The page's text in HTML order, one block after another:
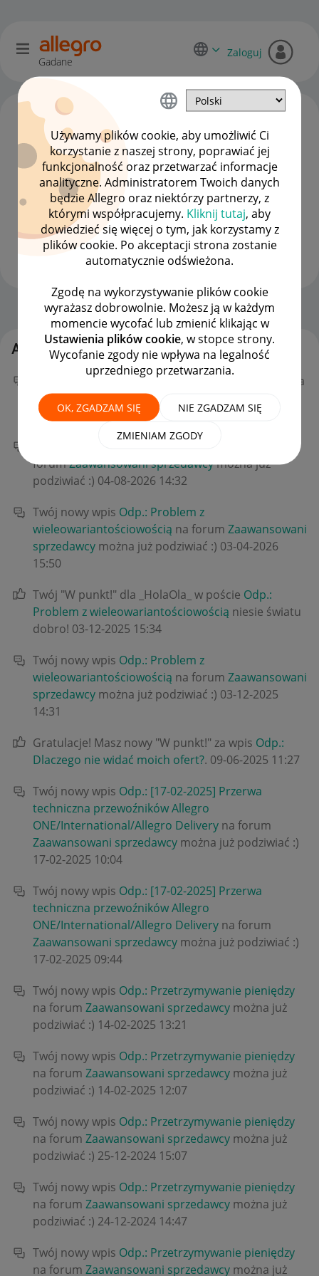
Używamy plików cookie, aby umożliwić Ci
korzystanie z naszej strony, poprawiać jej
funkcjonalność oraz przetwarzać informacje
analityczne. Administratorem Twoich danych
będzie Allegro oraz niektórzy partnerzy, z
którymi współpracujemy. Kliknij tutaj, aby
dowiedzieć się więcej o tym, jak korzystamy z
plików cookie. Po akceptacji strona zostanie
automatycznie odświeżona.
Zgodę na wykorzystywanie plików cookie
wyrażasz dobrowolnie. Możesz ją w każdym
momencie wycofać lub zmienić klikając w
Ustawienia plików cookie, w stopce strony.
Wycofanie zgody nie wpływa na legalność
uprzedniego przetwarzania.
OK, ZGADZAM SIĘ NIE ZGADZAM SIĘ
ZMIENIAM ZGODY
Gadane
Zaloguj
Arturek_x
#10 Popularyzator
Strona Główna OPCJE
Aktywność Arturek_x
Twój nowy wpis Odp.: Błędny parametr napięcia
na
forumZaawansowani sprzedawcy
podziwiać :)‎04-08-202616:34
forumZaawansowani sprzedawcymożna już
podziwiać :) ‎04-08-2026 14:32
Twój nowy wpis Odp.: Problem z
wieleowariantościowością na forum Zaawansowani
sprzedawcy można już podziwiać :) ‎03-04-2026
15:50
Twój "W punkt!" dla _HolaOla_ w poście Odp.:
Problem z wieleowariantościowością niesie światu
dobro! ‎03-12-2025 15:34
Twój nowy wpis Odp.: Problem z
wieleowariantościowością na forum Zaawansowani
sprzedawcy można już podziwiać :) ‎03-12-2025
14:31
Gratulacje! Masz nowy "W punkt!" za wpis Odp.:
Dlaczego nie widać moich ofert?. ‎09-06-2025 11:27
Twój nowy wpis Odp.: [17-02-2025] Przerwa
techniczna przewoźników Allegro
ONE/International/Allegro Delivery na forum
Zaawansowani sprzedawcy można już podziwiać :)
‎17-02-2025 10:04
Twój nowy wpis Odp.: [17-02-2025] Przerwa
techniczna przewoźników Allegro
ONE/International/Allegro Delivery na forum
Zaawansowani sprzedawcy można już podziwiać :)
‎17-02-2025 09:44
Twój nowy wpis Odp.: Przetrzymywanie pieniędzy
na forum Zaawansowani sprzedawcy można już
podziwiać :) ‎14-02-2025 13:21
Twój nowy wpis Odp.: Przetrzymywanie pieniędzy
na forum Zaawansowani sprzedawcy można już
podziwiać :) ‎14-02-2025 12:07
Twój nowy wpis Odp.: Przetrzymywanie pieniędzy
na forum Zaawansowani sprzedawcy można już
podziwiać :) ‎25-12-2024 15:07
Twój nowy wpis Odp.: Przetrzymywanie pieniędzy
na forum Zaawansowani sprzedawcy można już
podziwiać :) ‎24-12-2024 14:47
Twój nowy wpis Odp.: Przetrzymywanie pieniędzy
na forum Zaawansowani sprzedawcy można już